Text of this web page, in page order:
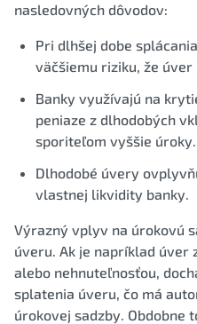
nasledovných dôvodov:
Pri dlhšej dobe
väčšiemu riziku, že
Banky využívajú na
peniaze z dlhodobých
sporiteľom vyššie úroky.
Dlhodobé úvery
vlastnej likvidity banky.
Výrazný vplyv na úrokovú
úveru. Ak je napríklad úver
alebo nehnuteľnosťou,
splatenia úveru, čo má
úrokovej sadzby. Obdobne